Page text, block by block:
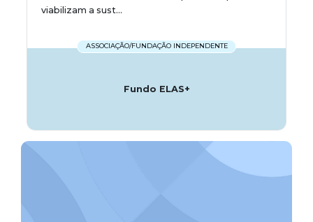
viabilizam a sust...
ASSOCIAÇÃO/FUNDAÇÃO INDEPENDENTE
Fundo ELAS+